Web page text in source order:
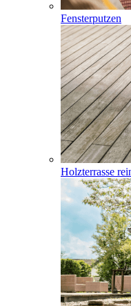
Fensterputzen
Holzterrasse